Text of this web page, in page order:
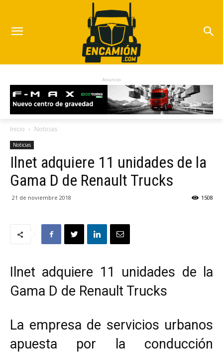
Anuncio
Inicio Noticias
Noticias
Ilnet adquiere 11 unidades de la
Gama D de Renault Trucks
21 de noviembre 2018 1508
Ilnet adquiere 11 unidades de la
Gama D de Renault Trucks
La empresa de servicios urbanos
apuesta por la conducción